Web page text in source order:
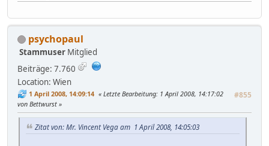
psychopaul
Stammuser Mitglied
Beiträge: 7.760
Location: Wien
1 April 2008, 14:09:14 #855
Letzte Bearbeitung: 1 April 2008, 14:17:02
von Bettwurst
Zitat von: Mr. Vincent Vega am 1 April 2008, 14:05:03